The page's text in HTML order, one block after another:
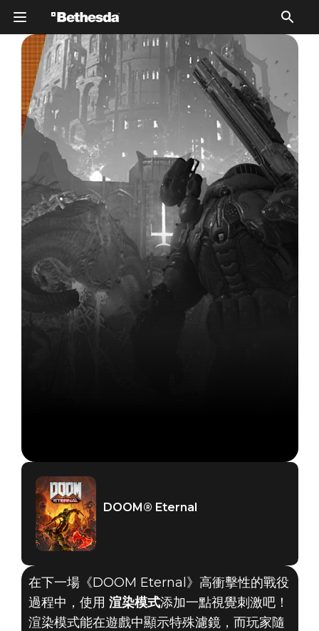
DOOM® Eternal
在下一場《DOOM Eternal》高衝擊性的戰役
過程中，使用 渲染模式添加一點視覺刺激吧！
渲染模式能在遊戲中顯示特殊濾鏡，而玩家隨